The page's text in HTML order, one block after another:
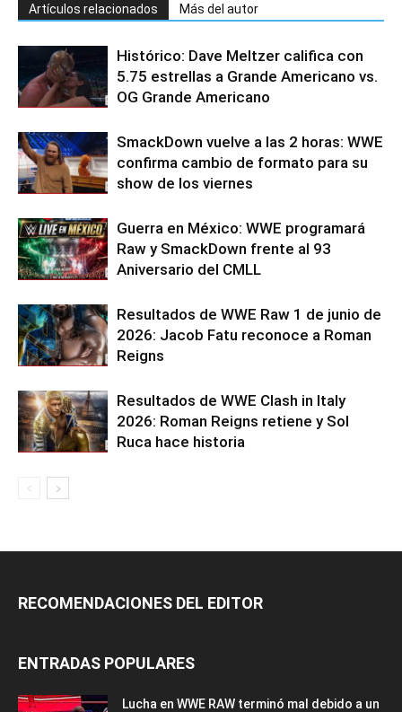
Artículos relacionados Más del autor
Histórico: Dave Meltzer califica con
5.75 estrellas a Grande Americano vs.
OG Grande Americano
SmackDown vuelve a las 2 horas: WWE
confirma cambio de formato para su
show de los viernes
Guerra en México: WWE programará
Raw y SmackDown frente al 93
Aniversario del CMLL
Resultados de WWE Raw 1 de junio de
2026: Jacob Fatu reconoce a Roman
Reigns
Resultados de WWE Clash in Italy
2026: Roman Reigns retiene y Sol
Ruca hace historia
RECOMENDACIONES DEL EDITOR
ENTRADAS POPULARES
Lucha en WWE RAW terminó mal debido a un